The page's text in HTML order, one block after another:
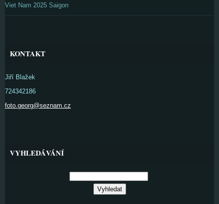
Viet Nam 2025 Saigon
KONTAKT
Jiří Blažek
724342186
foto.georg@seznam.cz
VYHLEDÁVÁNÍ